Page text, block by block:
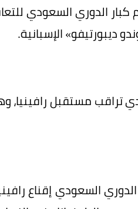
كبار الدوري السعودي
ديبورتيفو» الإسبانية.
تراقب مستقبل
السعودي إقناع